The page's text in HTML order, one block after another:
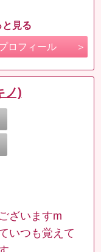
見る
ロフィール
ノ)
ざいますm
いつも覚えて